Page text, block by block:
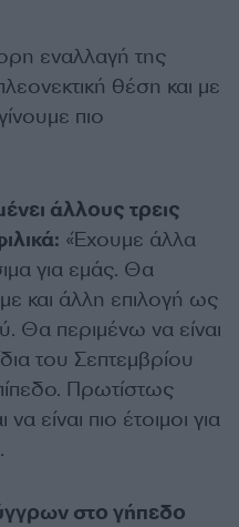
εναλλαγή της
θέση και με
πιο
άλλους τρεις
«Έχουμε άλλα
για εμάς. Θα
και άλλη επιλογή ως
Θα περιμένω να είναι
του Σεπτεμβρίου
Πρωτίστως
είναι πιο έτοιμοι για
στο γήπεδο